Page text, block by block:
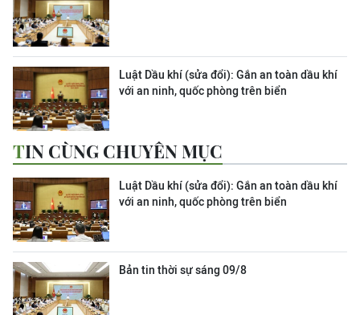
Luật Dầu khí (sửa đổi): Gắn an toàn dầu khí
với an ninh, quốc phòng trên biển
TIN CÙNG CHUYÊN MỤC
Luật Dầu khí (sửa đổi): Gắn an toàn dầu khí
với an ninh, quốc phòng trên biển
Bản tin thời sự sáng 09/8